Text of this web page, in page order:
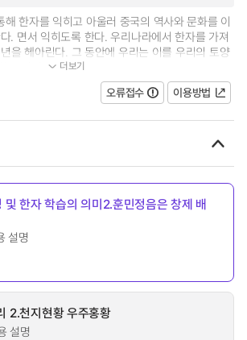
한자를 익히고 아울러 중국의 역사와 문화를 이
. 면서 익히도록 한다. 우리나라에서 한자를 가져
을 헤아린다. 그 동안에 우리는 이를 우리의 토양
우리의 문...더보기
오류접수 이용방법
및 한자 학습의 의미2.훈민정음은 창제 배
설명
2.천지현황 우주홍황
설명